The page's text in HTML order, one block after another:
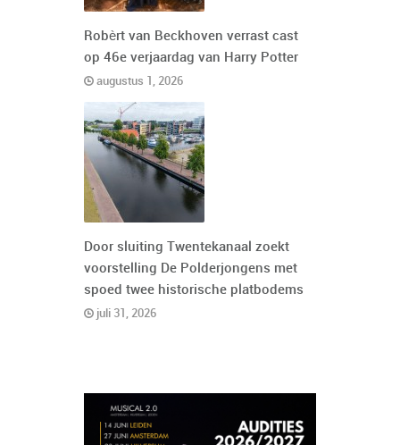
Robèrt van Beckhoven verrast cast
op 46e verjaardag van Harry Potter
augustus 1, 2026
Door sluiting Twentekanaal zoekt
voorstelling De Polderjongens met
spoed twee historische platbodems
juli 31, 2026